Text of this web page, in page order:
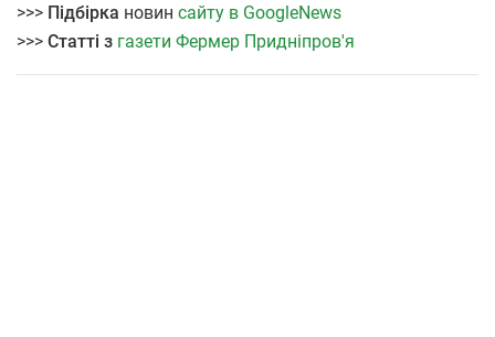
>>> Підбірка новин сайту в GoogleNews
>>> Статті з газети Фермер Придніпров'я